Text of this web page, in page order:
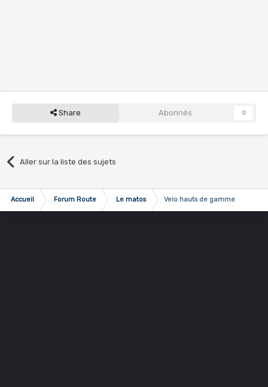
Share Abonnés 0
Aller sur la liste des sujets
Accueil Forum Route Le matos Velo hauts de gamme